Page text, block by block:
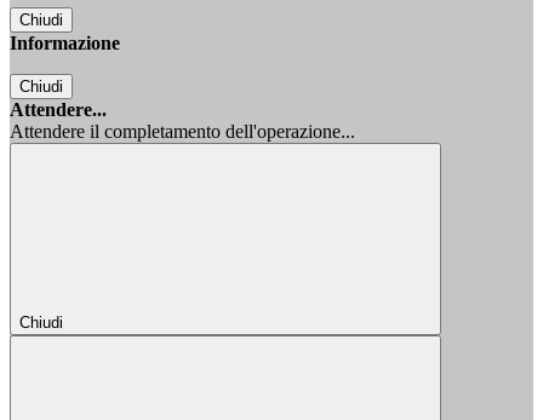
Chiudi
Informazione
Chiudi
Attendere...
Attendere il completamento dell'operazione...
Chiudi